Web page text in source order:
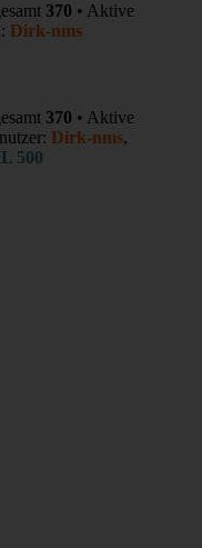
370 • Aktive
Dirk-nms
370 • Aktive
Dirk-nms,
500